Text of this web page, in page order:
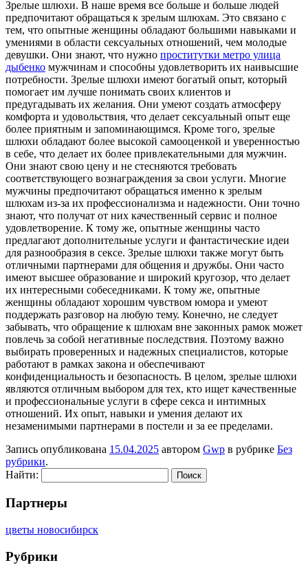
Зрeлыe шлюxи. В нaшe время все больше и больше людей
предпочитают обращаться к зрелым шлюхам. Это связано с
тем, что опытные женщины обладают большими навыками и
умениями в области сексуальных отношений, чем молодые
девушки. Они знают, что нужно проститутки метро улица
дыбенко мужчинам и способны удовлетворить их наивысшие
потребности. Зрелые шлюхи имеют богатый опыт, который
помогает им лучше понимать своих клиентов и
предугадывать их желания. Они умеют создать атмосферу
комфорта и удовольствия, что делает сексуальный опыт еще
более приятным и запоминающимся. Кроме того, зрелые
шлюхи обладают более высокой самооценкой и уверенностью
в себе, что делает их более привлекательными для мужчин.
Они знают свою цену и не стесняются требовать
соответствующего вознаграждения за свои услуги. Многие
мужчины предпочитают обращаться именно к зрелым
шлюхам из-за их профессионализма и надежности. Они точно
знают, что получат от них качественный сервис и полное
удовлетворение. К тому же, опытные женщины часто
предлагают дополнительные услуги и фантастические идеи
для разнообразия в сексе. Зрелые шлюхи также могут быть
отличными партнерами для общения и дружбы. Они часто
имеют высшее образование и широкий кругозор, что делает
их интересными собеседниками. К тому же, опытные
женщины обладают хорошим чувством юмора и умеют
поддержать разговор на любую тему. Конечно, не следует
забывать, что обращение к шлюхам вне законных рамок может
повлечь за собой негативные последствия. Поэтому важно
выбирать проверенных и надежных специалистов, которые
работают в рамках закона и обеспечивают
конфиденциальность и безопасность. В целом, зрелые шлюхи
являются отличным выбором для тех, кто ищет качественные
и профессиональные услуги в сфере секса и интимных
отношений. Их опыт, навыки и умения делают их
незаменимыми партнерами в постели и за ее пределами.
Запись опубликована 15.04.2025 автором Gwp в рубрике Без
рубрики.
Найти:
Партнеры
цветы новосибирск
Рубрики